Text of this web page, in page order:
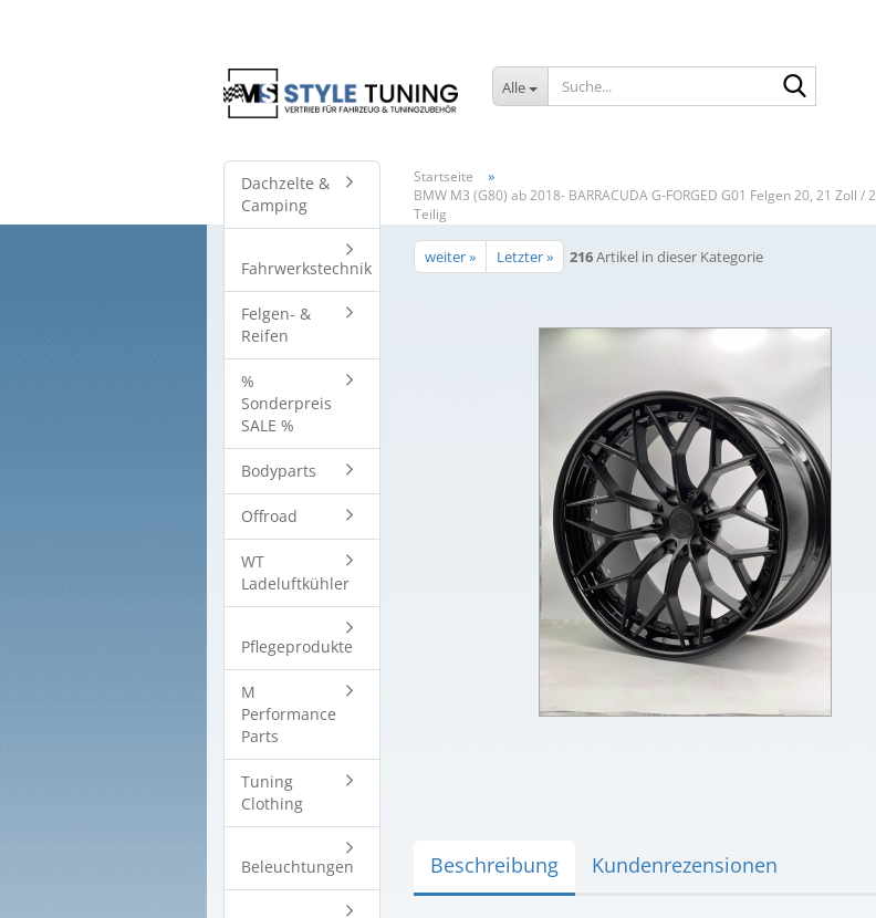
Alle
Startseite »
BMW M3 (G80) ab 2018- BARRACUDA G-FORGED G01 Felgen 20, 21 Zoll / 2
Teilig
weiter » Letzter » 216Artikel in dieser Kategorie
Beschreibung Kundenrezensionen
Dachzelte &
Camping
Fahrwerkstechnik
Felgen- &
Reifen
%
Sonderpreis
SALE %
Bodyparts
Offroad
WT
Ladeluftkühler
Pflegeprodukte
M
Performance
Parts
Tuning
Clothing
Beleuchtungen